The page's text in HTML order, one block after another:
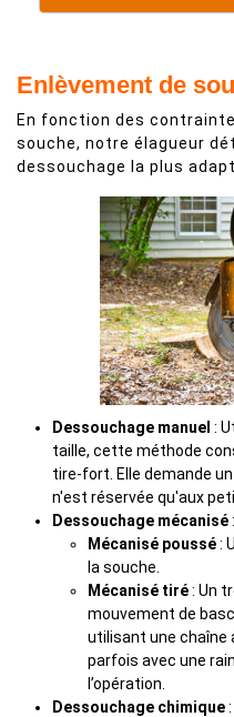
Enlèvement de
En fonction des
souche, notre élagueur
dessouchage la plus
Dessouchage manuel :
taille, cette méthode
tire-fort. Elle demande
n'est réservée qu'aux
Dessouchage mécanisé:
Mécanisé poussé:
la souche.
Mécanisé tiré: Un
mouvement de
utilisant une chaîne
parfois avec une
l’opération.
Dessouchage chimique